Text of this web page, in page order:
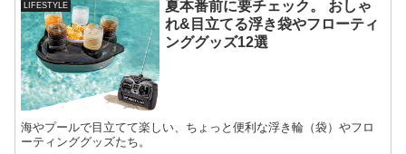
LIFESTYLE
夏本番前に要チェック。 おしゃ
れ&目立てる浮き袋やフローティ
ンググッズ12選
海やプールで目立てて楽しい、ちょっと便利な浮き輪（袋）やフロ
ーティンググッズたち。